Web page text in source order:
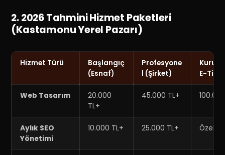
2. 2026 Tahmini Hizmet Paketleri
(Kastamonu Yerel Pazarı)
Hizmet Türü
Başlangıç
(Esnaf)
Profesyone
l (Şirket)
E-
Web Tasarım
20.000
TL+
45.000 TL+
Aylık SEO
Yönetimi
10.000 TL+ 25.000 TL+ Özel